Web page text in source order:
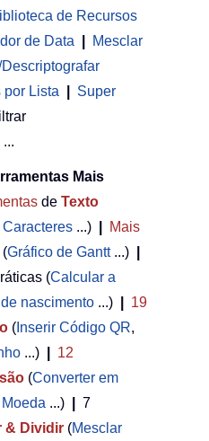
de Recursos
de Data
Mesclar
por Lista
Super
Mais
de Texto
Caracteres ...)
Mais
(Gráfico de Gantt...)
(Calcular a
nascimento ...)
19
( Inserir Código QR,
...)
12
(Converter em
...)
7
& Dividir (Mesclar